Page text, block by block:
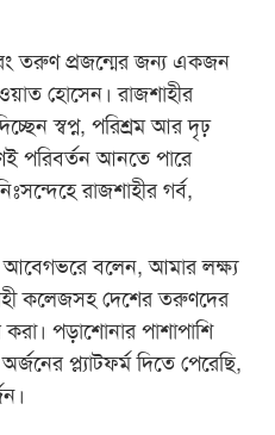
তরুণ প্রজন্মের জন্য একজন
হোসেন। রাজশাহীর
স্বপ্ন, পরিশ্রম আর দৃঢ়
পরিবর্তন আনতে পারে
রাজশাহীর গর্ব,
আবেগভরে বলেন, আমার লক্ষ্য
কলেজসহ দেশের তরুণদের
পড়াশোনার পাশাপাশি
প্ল্যাটফর্ম দিতে পেরেছি,